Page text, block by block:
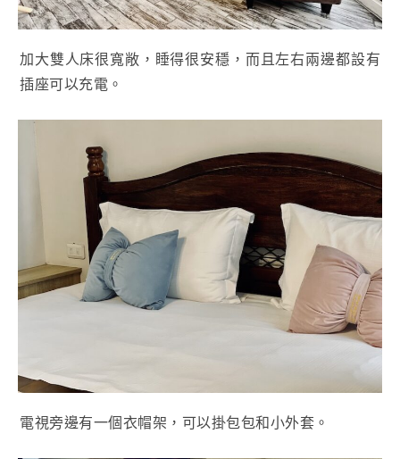
加大雙人床很寬敞，睡得很安穩，而且左右兩邊都設有
插座可以充電。
電視旁邊有一個衣帽架，可以掛包包和小外套。